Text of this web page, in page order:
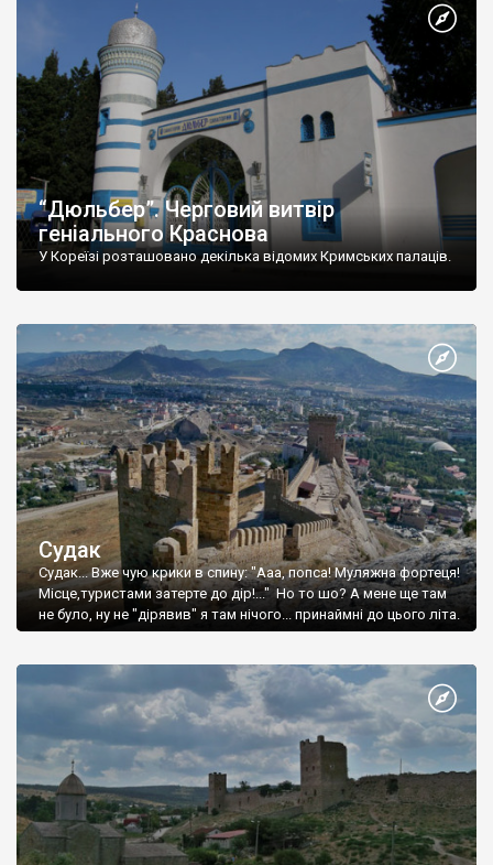
“Дюльбер”. Черговий витвір
геніального Краснова
У Кореїзі розташовано декілька відомих Кримських палаців.
Судак
Судак... Вже чую крики в спину: "Ааа, попса! Муляжна фортеця!
Місце,туристами затерте до дір!..." Но то шо? А мене ще там
не було, ну не "дірявив" я там нічого... принаймні до цього літа.